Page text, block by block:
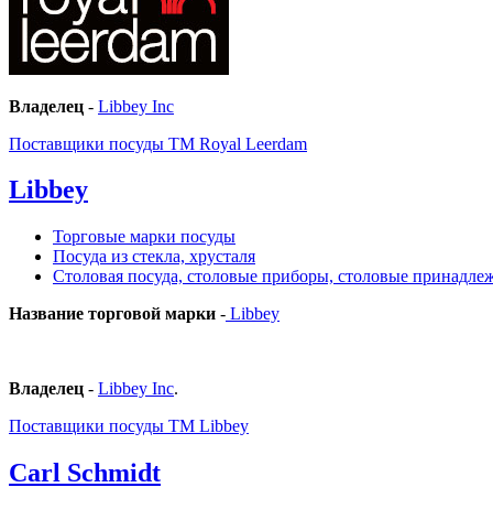
Владелец - Libbey Inc
Поставщики посуды ТМ Royal Leerdam
Libbey
Торговые марки посуды
Посуда из стекла, хрусталя
Столовая посуда, столовые приборы, столовые
Название торговой марки - Libbey
Владелец - Libbey Inc.
Поставщики посуды ТМ Libbey
Carl Schmidt